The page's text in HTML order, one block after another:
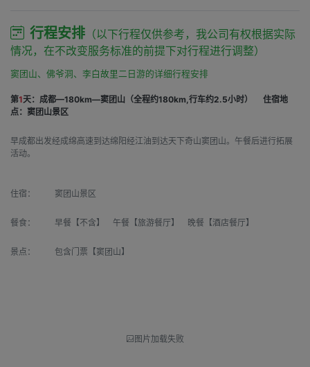
行程安排 （以下行程仅供参考，我公司有权根据实际
情况，在不改变服务标准的前提下对行程进行调整）
窦团山、佛爷洞、李白故里二日游的详细行程安排
第1天：成都—180km—窦团山（全程约180km,行车约2.5小时）
住宿地
点：窦团山景区
早成都出发经成绵高速到达绵阳经江油到达天下奇山窦团山。午餐后进行拓展
活动。
住宿： 窦团山景区
餐食： 早餐【不含】 午餐【旅游餐厅】 晚餐【酒店餐厅】
景点： 包含门票【窦团山】
图片加载失败